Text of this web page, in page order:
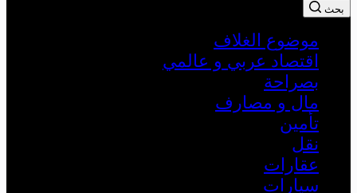
بحث
موضوع الغلاف
اقتصاد عربي و عالمي
بصراحة
مال و مصارف
تأمين
نقل
عقارات
سيارات